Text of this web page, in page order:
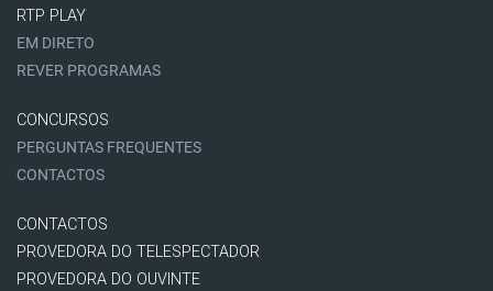
RTP PLAY
EM DIRETO
REVER PROGRAMAS
CONCURSOS
PERGUNTAS FREQUENTES
CONTACTOS
CONTACTOS
PROVEDORA DO TELESPECTADOR
PROVEDORA DO OUVINTE